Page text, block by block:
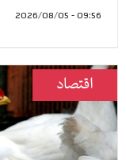
09:56 - 2026/08/05
اقتصاد